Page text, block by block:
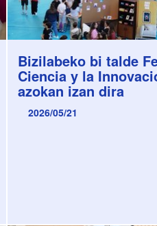
Bizilabeko bi talde
Ciencia y la
azokan izan dira
2026/05/21